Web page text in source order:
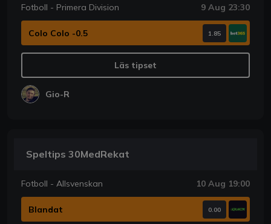
Fotboll - Primera Division 9 Aug 23:30
Colo Colo -0.5 1.85
Läs tipset
Gio-R
Speltips 30MedRekat
Fotboll - Allsvenskan 10 Aug 19:00
Blandat 0.00